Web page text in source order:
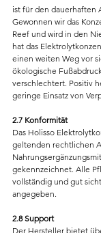
ist für den dauerhaften
Gewonnen wir das
Reef und wird in den
hat das
einen weiten Weg vor
ökologische
verschlechtert. Positiv
geringe Einsatz von
2.7 Konformität
Das Holisso
geltenden rechtlichen
gekennzeichnet. Alle
vollständig und gut
angegeben.
2.8 Support
Der Hersteller bietet